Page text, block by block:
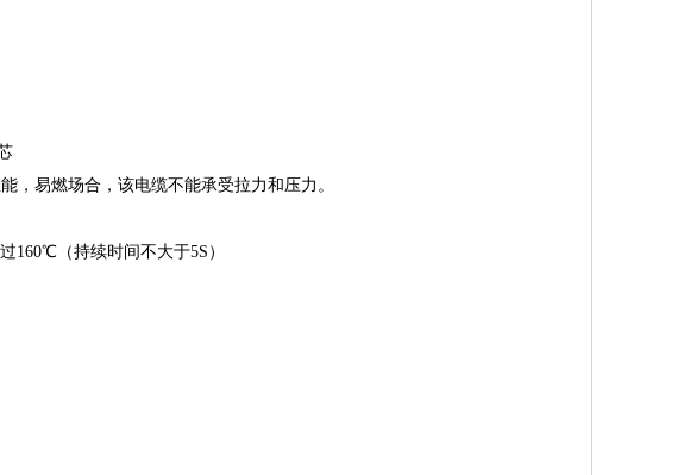
，易燃场合，该电缆不能承受拉力和压力。
160℃（持续时间不大于5S）